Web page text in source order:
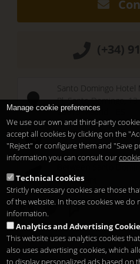
(+34)
Santo Domingo Hotel
Pl. Santo Domingo, 13
28013 Madrid
Temporary Closed
See you atSunset
Restaurant
Manage cookie preferences
We use our own and third-party
accept all cookies by clicking on the
"Reject" or configure them and "Save
information you can consult our
Technical cookies
Strictly necessary cookies are those
of the website. In those cookies we do
information.
Analytics and Advertising
This website uses analytics cookies
also uses advertising cookies, which
to display personalized ads based on